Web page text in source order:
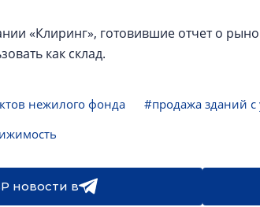
«Клиринг», готовившие отчет о
как склад.
нежилого фонда #продажа зданий с
новости в